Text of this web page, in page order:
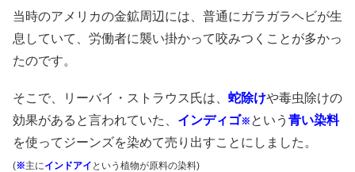
当時のアメリカの金鉱周辺には、普通にガラガラヘビが生
息していて、労働者に襲い掛かって咬みつくことが多かっ
たのです。
そこで、リーバイ・ストラウス氏は、 蛇除けや毒虫除けの
効果があると言われていた、 インディゴ※ という 青い染料
を使ってジーンズを染めて売り出すことにしました。
(※主にインドアイ という植物が原料の染料)